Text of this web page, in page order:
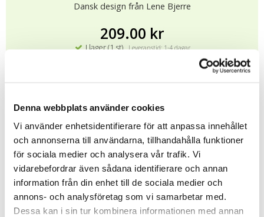
Denna webbplats använder cookies
Vi använder enhetsidentifierare för att anpassa innehållet
och annonserna till användarna, tillhandahålla funktioner
för sociala medier och analysera vår trafik. Vi
vidarebefordrar även sådana identifierare och annan
information från din enhet till de sociala medier och
annons- och analysföretag som vi samarbetar med.
Dessa kan i sin tur kombinera informationen med annan
Dansk design från Lene Bjerre
209.00 kr
I lager (1 st)Leveranstid: 1-4 dagar
12417
Tipsa
Upptäck mer
Hem